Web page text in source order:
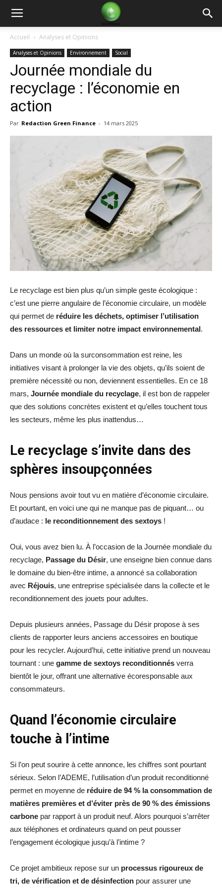
Green
Finance
Accueil Analyses et Opinions
Analyses et Opinions Environnement Social
Journée mondiale du
recyclage : l’économie en
action
Par Redaction Green Finance - 14 mars 2025
Le recyclage est bien plus qu’un simple geste écologique :
c’est une pierre angulaire de l’économie circulaire, un modèle
qui permet de réduire les déchets, optimiser l’utilisation
des ressources et limiter notre impact environnemental.
Dans un monde où la surconsommation est reine, les
initiatives visant à prolonger la vie des objets, qu’ils soient de
première nécessité ou non, deviennent essentielles. En ce 18
mars, Journée mondiale du recyclage, il est bon de rappeler
que des solutions concrètes existent et qu’elles touchent tous
les secteurs, même les plus inattendus…
Le recyclage s’invite dans des
sphères insoupçonnées
Nous pensions avoir tout vu en matière d’économie circulaire.
Et pourtant, en voici une qui ne manque pas de piquant… ou
d’audace : le reconditionnement des sextoys !
Oui, vous avez bien lu. À l’occasion de la Journée mondiale du
recyclage, Passage du Désir, une enseigne bien connue dans
le domaine du bien-être intime, a annoncé sa collaboration
avec Réjouis, une entreprise spécialisée dans la collecte et le
reconditionnement des jouets pour adultes.
Depuis plusieurs années, Passage du Désir propose à ses
clients de rapporter leurs anciens accessoires en boutique
pour les recycler. Aujourd’hui, cette initiative prend un nouveau
tournant : une gamme de sextoys reconditionnés verra
bientôt le jour, offrant une alternative écoresponsable aux
consommateurs.
Quand l’économie circulaire
touche à l’intime
Si l’on peut sourire à cette annonce, les chiffres sont pourtant
sérieux. Selon l’ADEME, l’utilisation d’un produit reconditionné
permet en moyenne de réduire de 94 % la consommation de
matières premières et d’éviter près de 90 % des émissions
carbone par rapport à un produit neuf. Alors pourquoi s’arrêter
aux téléphones et ordinateurs quand on peut pousser
l’engagement écologique jusqu’à l’intime ?
Ce projet ambitieux repose sur un processus rigoureux de
tri, de vérification et de désinfection pour assurer une